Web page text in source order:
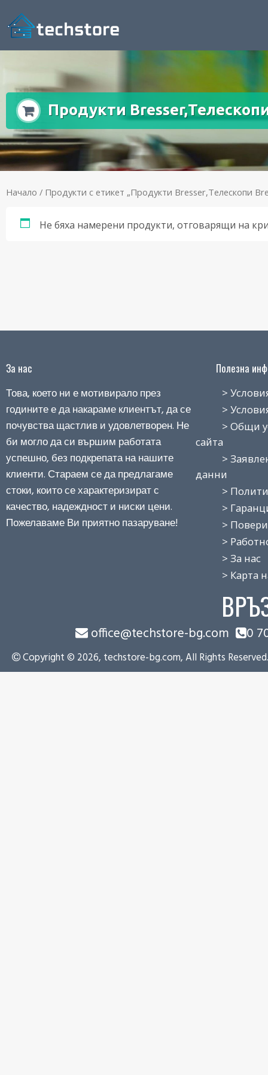
Продукти
Начало / Продукти с етикет „Продукти Bresser,Телескопи
Не бяха намерени продукти, отговарящи на
За нас
Това, което ни е мотивирало през
годините е да накараме клиентът, да се
почувства щастлив и удовлетворен. Не
би могло да си вършим работата
успешно, без подкрепата на нашите
клиенти. Стараем се да предлагаме
стоки, които се характеризират с
качество, надеждност и ниски цени.
Пожелаваме Ви приятно пазаруване!
Полезна
> Условия
> Условия
> Общи
сайта
>
данни
>
>
>
> Работно
> За нас
> Карта на
office@techstore-bg.com 0
Copyright © 2026, techstore-bg.com, All Rights Reserved.